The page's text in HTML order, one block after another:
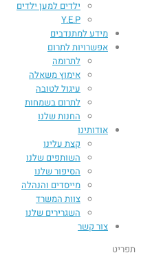
ילדים למען ילדים
Y.E.P
מידע למתנדבים
אפשרויות לתרום
לתרומה
אימוץ משאלה
עיגול לטובה
לתרום בשמחות
החנות שלנו
אודותינו
קצת עלינו
השותפים שלנו
הסיפור שלנו
מייסדים והנהלה
צוות המשרד
השגרירים שלנו
צור קשר
תפריט